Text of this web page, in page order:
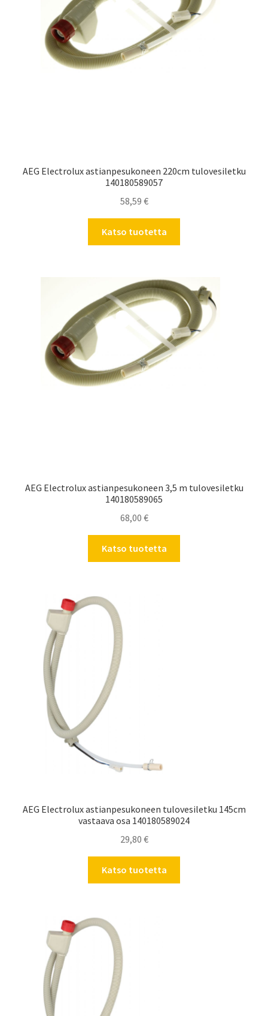
AEG Electrolux astianpesukoneen 220cm tulovesiletku
140180589057
58,59 €
Katso tuotetta
AEG Electrolux astianpesukoneen 3,5 m tulovesiletku
140180589065
68,00 €
Katso tuotetta
AEG Electrolux astianpesukoneen tulovesiletku 145cm
vastaava osa 140180589024
29,80 €
Katso tuotetta